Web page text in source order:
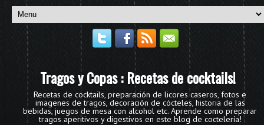
Tragos y Copas : Recetas de cocktails!
Recetas de cocktails, preparación de licores caseros, fotos e
imagenes de tragos, decoración de cócteles, historia de las
bebidas, juegos de mesa con alcohol etc. Aprende como preparar
tragos aperitivos y digestivos en este blog de coctelería!